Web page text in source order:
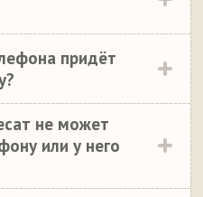
придёт
не может
или у него